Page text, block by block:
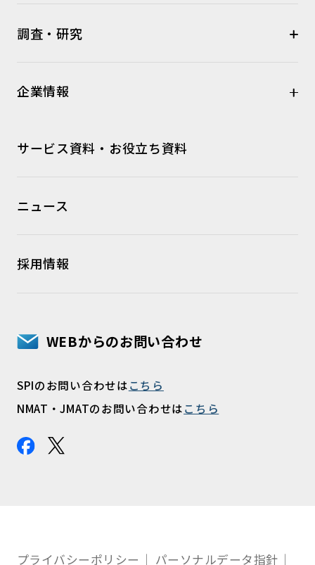
調査・研究
企業情報
サービス資料・お役立ち資料
ニュース
採用情報
WEBからのお問い合わせ
SPIのお問い合わせはこちら
NMAT・JMATのお問い合わせはこちら
プライバシーポリシー パーソナルデータ指針